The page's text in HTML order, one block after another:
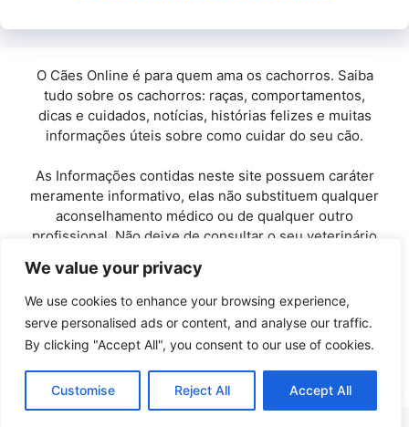
We value your privacy
We use cookies to enhance your browsing experience,
serve personalised ads or content, and analyse our traffic.
By clicking "Accept All", you consent to our use of cookies.
Customise Reject All Accept All
O Cães Online é para quem ama os cachorros. Saiba
tudo sobre os cachorros: raças, comportamentos,
dicas e cuidados, notícias, histórias felizes e muitas
informações úteis sobre como cuidar do seu cão.
As Informações contidas neste site possuem caráter
meramente informativo, elas não substituem qualquer
aconselhamento médico ou de qualquer outro
profissional. Não deixe de consultar o seu veterinário
Copyright© 2010 / 2026 · Cães Online - Todos os
direitos reservados.
Políticas de Privacidade